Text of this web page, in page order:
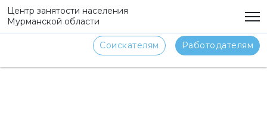
png
Центр занятости населения
Мурманской области
Соискателям Работодателям